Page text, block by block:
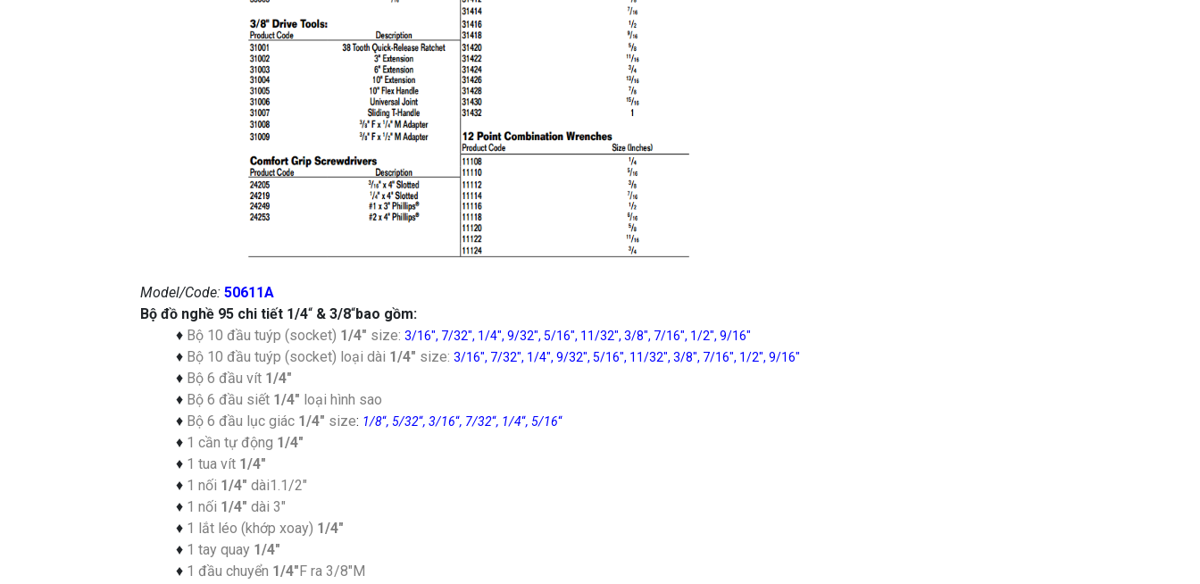
Model/Code: 50611A
Bộ đồ nghề 95 chi tiết 1/4“ & 3/8“bao gồm:
♦ Bộ 10 đầu tuýp (socket) 1/4″ size: 3/16″, 7/32″, 1/4″, 9/32″, 5/16″, 11/32″, 3/8″, 7/16″, 1/2″, 9/16″
♦ Bộ 10 đầu tuýp (socket) loại dài 1/4″ size: 3/16″, 7/32″, 1/4″, 9/32″, 5/16″, 11/32″, 3/8″, 7/16″, 1/2″, 9/16″
♦ Bộ 6 đầu vít 1/4″
♦ Bộ 6 đầu siết 1/4″ loại hình sao
♦ Bộ 6 đầu lục giác 1/4″ size: 1/8“, 5/32“, 3/16“, 7/32“, 1/4“, 5/16“
♦ 1 cần tự động 1/4″
♦ 1 tua vít 1/4″
♦ 1 nối 1/4″ dài1.1/2″
♦ 1 nối 1/4″ dài 3″
♦ 1 lắt léo (khớp xoay) 1/4″
♦ 1 tay quay 1/4″
♦ 1 đầu chuyển 1/4″F ra 3/8″M